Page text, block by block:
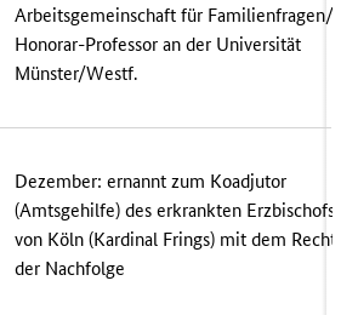
Arbeitsgemeinschaft für Familienfragen/
Honorar-Professor an der Universität
Münster/Westf.
Dezember: ernannt zum Koadjutor
(Amtsgehilfe) des erkrankten Erzbischofs
von Köln (Kardinal Frings) mit dem Recht
der Nachfolge